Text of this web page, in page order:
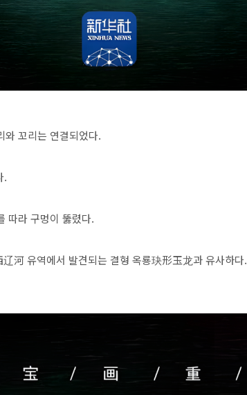
와 꼬리는 연결되었다.
.
따라 구멍이 뚫렸다.
河 유역에서 발견되는 결형 옥룡玦形玉龙과 유사하다.